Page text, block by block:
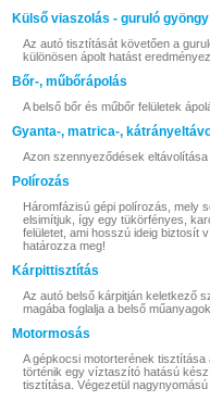
Külső viaszolás - guruló gyöngy
Az autó tisztítását követően a
különösen ápolt hatást
Bőr-, műbőrápolás
A belső bőr és műbőr felületek
Gyanta-, matrica-,
Azon szennyeződések
Polírozás
Háromfázisú gépi polírozás, mely
elsimítjuk, így egy tükörfényes,
felületet, ami hosszú ideig biztosít
határozza meg!
Kárpittisztítás
Az autó belső kárpitján keletkező
magába foglalja a belső
Motormosás
A gépkocsi motorterének
történik egy víztaszító hatású
tisztítása. Végezetül